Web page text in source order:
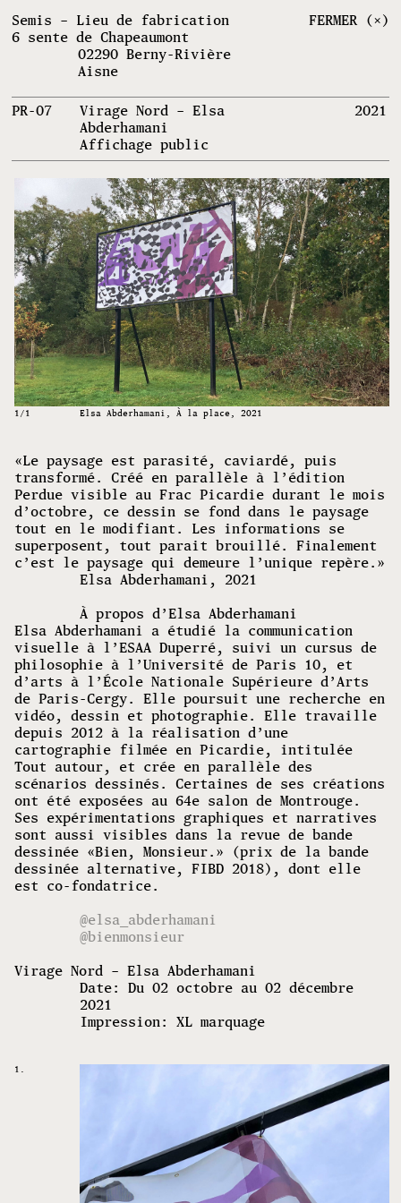
Semis – Lieu de fabrication
6 sente de Chapeaumont
02290 Berny-Rivière
Aisne
FERMER (×)
PR-07
Virage Nord – Elsa
Abderhamani
Affichage public
2021
Elsa Abderhamani, À la place, 2021
1 /1
«Le paysage est parasité, caviardé, puis
transformé. Créé en parallèle à l’édition
Perdue visible au Frac Picardie durant le mois
d’octobre, ce dessin se fond dans le paysage
tout en le modifiant. Les informations se
superposent, tout parait brouillé. Finalement
c’est le paysage qui demeure l’unique repère.»
Elsa Abderhamani, 2021
À propos d’Elsa Abderhamani
Elsa Abderhamani a étudié la communication
visuelle à l’ESAA Duperré, suivi un cursus de
philosophie à l’Université de Paris 10, et
d’arts à l’École Nationale Supérieure d’Arts
de Paris-Cergy. Elle poursuit une recherche en
vidéo, dessin et photographie. Elle travaille
depuis 2012 à la réalisation d’une
cartographie filmée en Picardie, intitulée
Tout autour, et crée en parallèle des
scénarios dessinés. Certaines de ses créations
ont été exposées au 64e salon de Montrouge.
Ses expérimentations graphiques et narratives
sont aussi visibles dans la revue de bande
dessinée «Bien, Monsieur.» (prix de la bande
dessinée alternative, FIBD 2018), dont elle
est co-fondatrice.
@elsa_abderhamani
@bienmonsieur
Virage Nord – Elsa Abderhamani
Date: Du 02 octobre au 02 décembre
2021
Impression: XL marquage
1.